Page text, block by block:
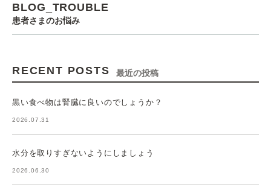
BLOG_TROUBLE
患者さまのお悩み
RECENT POSTS 最近の投稿
黒い食べ物は腎臓に良いのでしょうか？
2026.07.31
水分を取りすぎないようにしましょう
2026.06.30